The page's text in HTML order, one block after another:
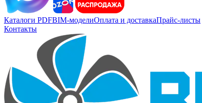
Каталоги PDFBIM-моделиОплата и доставкаПрайс-листы
Контакты